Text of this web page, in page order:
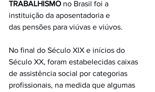
TRABALHISMO no Brasil foi a
instituição da aposentadoria e
das pensões para viúvas e viúvos.
No final do Século XIX e inícios do
Século XX, foram estabelecidas caixas
de assistência social por categorias
profissionais, na medida que algumas